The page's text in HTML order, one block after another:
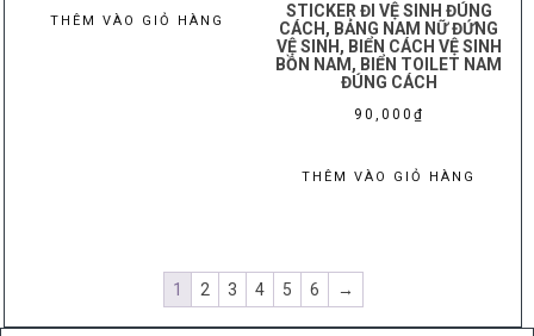
chọn
trên
trang
là:
tại
350,000₫.
THÊM VÀO GIỎ HÀNG
STICKER ĐI VỆ SINH ĐÚNG
CÁCH, BẢNG NAM NỮ ĐỨNG
VỆ SINH, BIỂN CÁCH VỆ SINH
BỒN NAM, BIỂN TOILET NAM
ĐÚNG CÁCH
90,000 ₫
THÊM VÀO GIỎ HÀNG
1 2 3 4 5 6 →